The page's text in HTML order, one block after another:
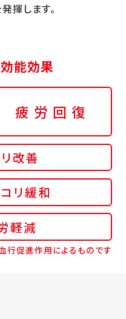
揮します。
能効果
疲労回復
改善
リ緩和
軽減
促進作用によるものです